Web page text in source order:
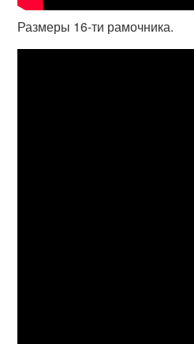
Размеры 16-ти рамочника.